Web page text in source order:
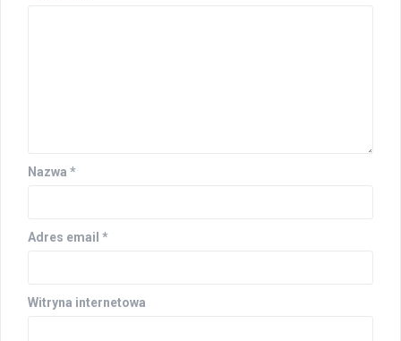
Nazwa *
Adres email *
Witryna internetowa